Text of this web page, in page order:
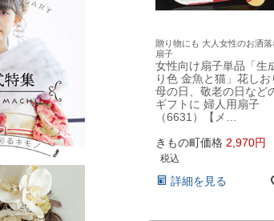
贈り物にも 大人女性のお洒落
扇子
女性向け扇子単品「生
り色 金魚と猫」花しお
母の日、敬老の日など
ギフトに 婦人用扇子
（6631）【メ…
きもの町価格 2,970
税込
詳細を見る